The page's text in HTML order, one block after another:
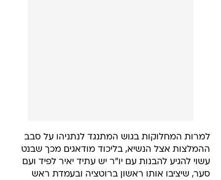
למרות המחלוקות בגוש המתנגד לנתניהו על סבב
ההמלצות אצל הנשיא, בליכוד מודאגים מכך שבנט
עשוי להגיע להבנות עם יו"ר יש עתיד יאיר לפיד ועם
סער, שיציבו אותו ראשון ברוטציה ובעמדת ראש